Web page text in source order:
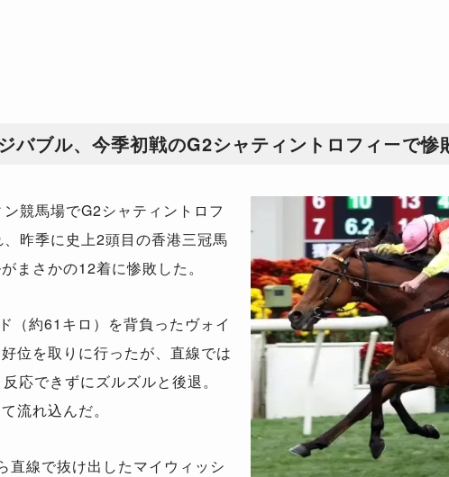
バブル、今季初戦のG2シャティントロフィーで惨
競馬場でG2シャティントロフ
昨季に史上2頭目の香港三冠馬
まさかの12着に惨敗した。
（約61キロ）を背負ったヴォイ
位を取りに行ったが、直線では
応できずにズルズルと後退。
流れ込んだ。
線で抜け出したマイウィッシ